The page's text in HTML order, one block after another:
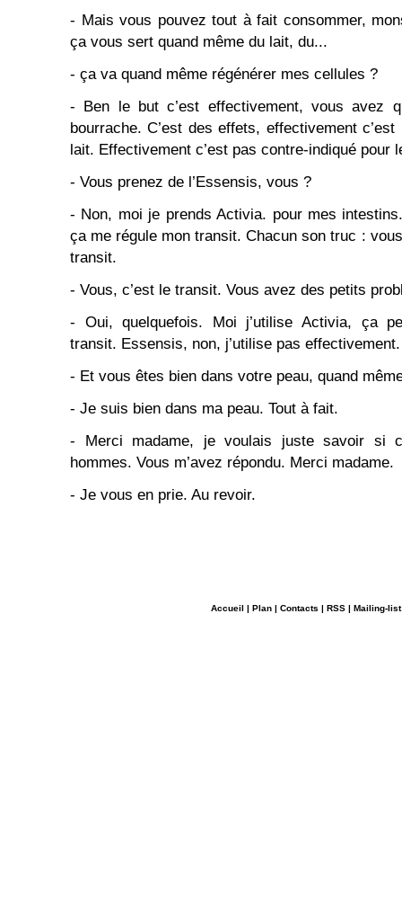
- Mais vous pouvez tout à fait consommer,
ça vous sert quand même du lait, du...
- ça va quand même régénérer mes cellules ?
- Ben le but c’est effectivement, vous avez
bourrache. C’est des effets, effectivement
lait. Effectivement c’est pas contre-indiqué pour
- Vous prenez de l’Essensis, vous ?
- Non, moi je prends Activia. pour mes
ça me régule mon transit. Chacun son truc :
transit.
- Vous, c’est le transit. Vous avez des petits
- Oui, quelquefois. Moi j’utilise Activia, ça
transit. Essensis, non, j’utilise pas effectivement.
- Et vous êtes bien dans votre peau, quand
- Je suis bien dans ma peau. Tout à fait.
- Merci madame, je voulais juste savoir si
hommes. Vous m’avez répondu. Merci madame.
- Je vous en prie. Au revoir.
Accueil | Plan | Contacts | RSS | Mailing-list